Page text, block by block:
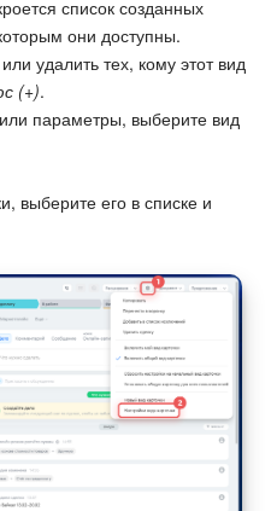
список созданных
они доступны.
удалить тех, кому этот вид
(+).
параметры, выберите вид
выберите его в списке и